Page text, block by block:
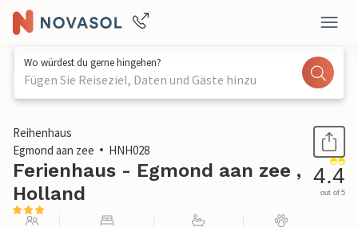
Wo würdest du gerne hingehen?
Fügen Sie Reiseziel, Daten und Gäste hinzu
1 / 19
Reihenhaus
Egmond aan zee
HNH028
Ferienhaus - Egmond aan zee ,
Holland
4.4
out of 5